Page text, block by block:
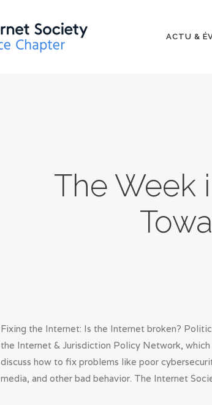
ACTU &
The Week
Fixing the Internet: Is the Internet broken?
the Internet & Jurisdiction Policy Network,
discuss how to fix problems like poor
media, and other bad behavior. The Internet